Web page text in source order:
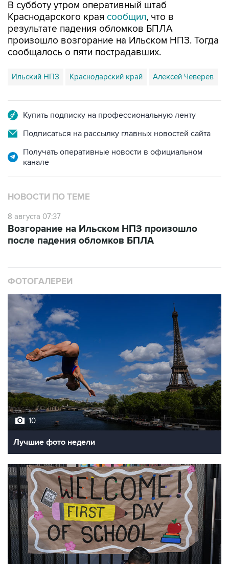
В субботу утром оперативный штаб
Краснодарского края сообщил, что в
результате падения обломков БПЛА
произошло возгорание на Ильском НПЗ. Тогда
сообщалось о пяти пострадавших.
Ильский НПЗ Краснодарский край Алексей Чеверев
Купить подписку на профессиональную ленту
Подписаться на рассылку главных новостей сайта
Получать оперативные новости в официальном
канале
НОВОСТИ ПО ТЕМЕ
8 августа 07:37
Возгорание на Ильском НПЗ произошло
после падения обломков БПЛА
ФОТОГАЛЕРЕИ
10
Лучшие фото недели